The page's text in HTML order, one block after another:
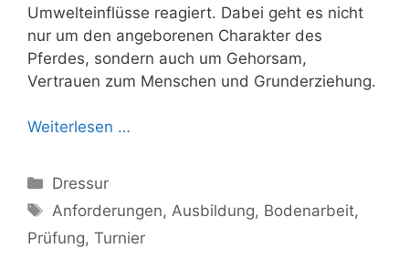
Umwelteinflüsse reagiert. Dabei geht es nicht
nur um den angeborenen Charakter des
Pferdes, sondern auch um Gehorsam,
Vertrauen zum Menschen und Grunderziehung.
Weiterlesen …
Kategorien
Dressur
Schlagwörter
Anforderungen,Ausbildung, Bodenarbeit,
Prüfung, Turnier